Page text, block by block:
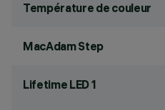
Température de couleur
MacAdam Step
Lifetime LED 1